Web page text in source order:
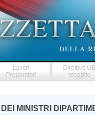
Lavori
Preparatori
Direttive
recepite
MINISTRI